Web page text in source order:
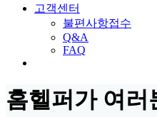
고객센터
불편사항접수
Q&A
FAQ
홈헬퍼가 여러